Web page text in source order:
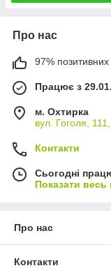
Про нас
97% позитивних
Працює з
м. Охтирка
вул. Гоголя,
Контакти
Сьогодні
Показати весь
Про нас
Контакти